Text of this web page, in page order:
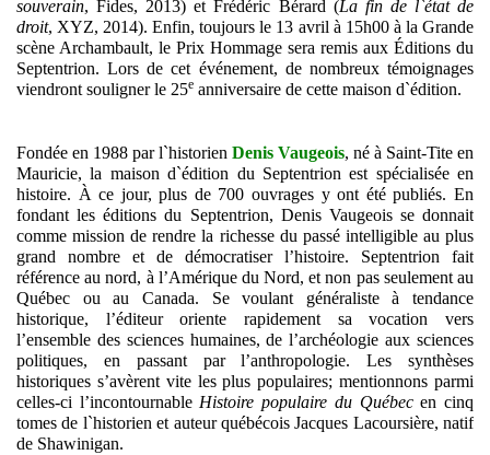
souverain, Fides, 2013) et Frédéric Bérard (La fin de l`état de
droit, XYZ, 2014). Enfin, toujours le 13 avril à 15h00 à la Grande
scène Archambault, le Prix Hommage sera remis aux Éditions du
Septentrion. Lors de cet événement, de nombreux témoignages
viendront souligner le 25e anniversaire de cette maison d`édition.
Fondée en 1988 par l`historien Denis Vaugeois, né à Saint-Tite en
Mauricie, la maison d`édition du Septentrion est spécialisée en
histoire. À ce jour, plus de 700 ouvrages y ont été publiés. En
fondant les éditions du Septentrion, Denis Vaugeois se donnait
comme mission de rendre la richesse du passé intelligible au plus
grand nombre et de démocratiser l’histoire. Septentrion fait
référence au nord, à l’Amérique du Nord, et non pas seulement au
Québec ou au Canada. Se voulant généraliste à tendance
historique, l’éditeur oriente rapidement sa vocation vers
l’ensemble des sciences humaines, de l’archéologie aux sciences
politiques, en passant par l’anthropologie. Les synthèses
historiques s’avèrent vite les plus populaires; mentionnons parmi
celles-ci l’incontournable Histoire populaire du Québecen cinq
tomes de l`historien et auteur québécois Jacques Lacoursière, natif
de Shawinigan.